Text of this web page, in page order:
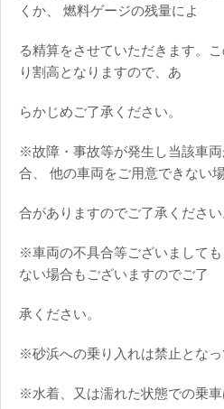
くか、 燃料ゲージの残量によ
る精算をさせていただきます。
り割高となりますので、あ
らかじめご了承ください。
※故障・事故等が発生し当該車
合、 他の車両をご用意できない
合がありますのでご了承ください
※車両の不具合等ございまして
ない場合もございますのでご了
承ください。
※砂浜への乗り入れは禁止となっ
※水着、又は濡れた状態での乗車